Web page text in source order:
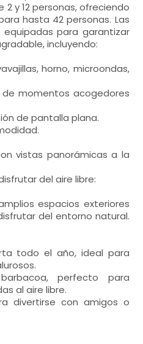
y 12 personas, ofreciendo
hasta 42 personas. Las
para garantizar
incluyendo:
horno, microondas,
momentos acogedores
de pantalla plana.
vistas panorámicas a la
del aire libre:
espacios exteriores
del entorno natural.
todo el año, ideal para
perfecto para
al aire libre.
divertirse con amigos o